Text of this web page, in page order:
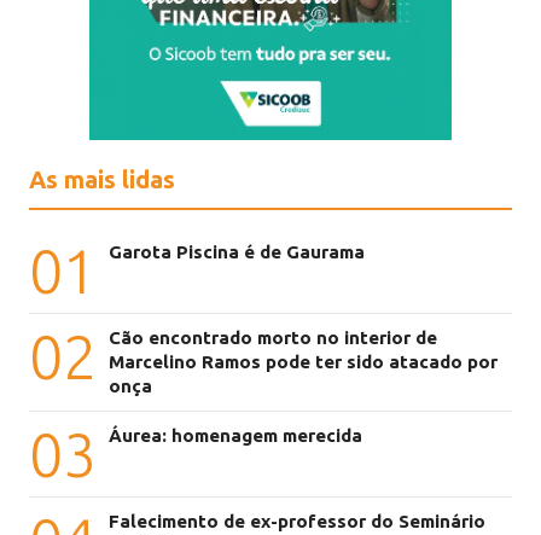
As mais lidas
01 Garota Piscina é de Gaurama
02
Cão encontrado morto no interior de
Marcelino Ramos pode ter sido atacado por
onça
03 Áurea: homenagem merecida
Falecimento de ex-professor do Seminário